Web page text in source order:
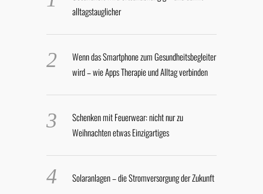
alltagstauglicher
Wenn das Smartphone zum Gesundheitsbegleiter
wird – wie Apps Therapie und Alltag verbinden
Schenken mit Feuerwear: nicht nur zu
Weihnachten etwas Einzigartiges
Solaranlagen – die Stromversorgung der Zukunft